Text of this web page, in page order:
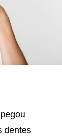
dentes